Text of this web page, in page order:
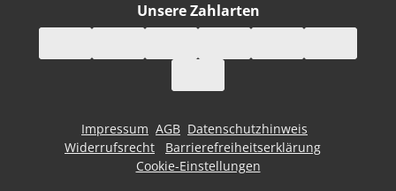
Unsere Zahlarten
Impressum AGB Datenschutzhinweis
Widerrufsrecht
Barrierefreiheitserklärung
Cookie-Einstellungen